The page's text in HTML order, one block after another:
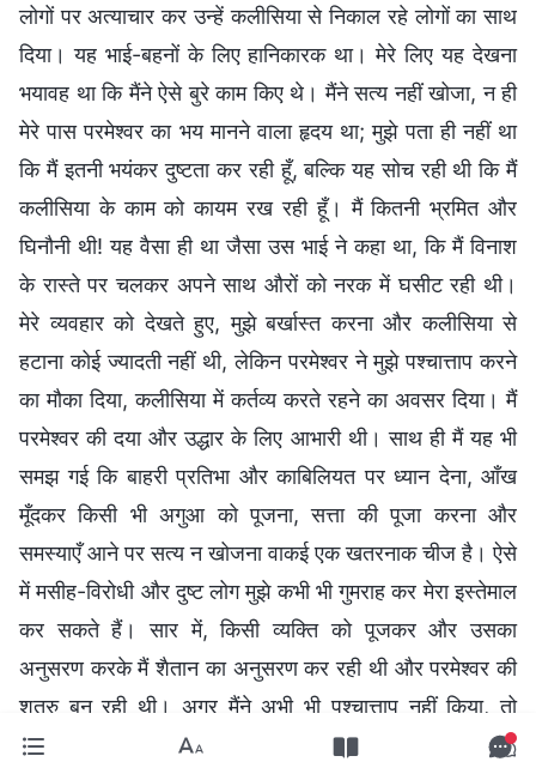
लोगों पर अत्याचार कर उन्हें कलीसिया से निकाल रहे लोगों का साथ
दिया। यह भाई-बहनों के लिए हानिकारक था। मेरे लिए यह देखना
भयावह था कि मैंने ऐसे बुरे काम किए थे। मैंने सत्य नहीं खोजा, न ही
मेरे पास परमेश्वर का भय मानने वाला हृदय था; मुझे पता ही नहीं था
कि मैं इतनी भयंकर दुष्टता कर रही हूँ, बल्कि यह सोच रही थी कि मैं
कलीसिया के काम को कायम रख रही हूँ। मैं कितनी भ्रमित और
घिनौनी थी! यह वैसा ही था जैसा उस भाई ने कहा था, कि मैं विनाश
के रास्ते पर चलकर अपने साथ औरों को नरक में घसीट रही थी।
मेरे व्यवहार को देखते हुए, मुझे बर्खास्त करना और कलीसिया से
हटाना कोई ज्यादती नहीं थी, लेकिन परमेश्वर ने मुझे पश्चात्ताप करने
का मौका दिया, कलीसिया में कर्तव्य करते रहने का अवसर दिया। मैं
परमेश्वर की दया और उद्धार के लिए आभारी थी। साथ ही मैं यह भी
समझ गई कि बाहरी प्रतिभा और काबिलियत पर ध्यान देना, आँख
मूँदकर किसी भी अगुआ को पूजना, सत्ता की पूजा करना और
समस्याएँ आने पर सत्य न खोजना वाकई एक खतरनाक चीज है। ऐसे
में मसीह-विरोधी और दुष्ट लोग मुझे कभी भी गुमराह कर मेरा इस्तेमाल
कर सकते हैं। सार में, किसी व्यक्ति को पूजकर और उसका
अनुसरण करके मैं शैतान का अनुसरण कर रही थी और परमेश्वर की
शत्रु बन रही थी। अगर मैंने अभी भी पश्चात्ताप नहीं किया, तो
परमेश्वर मुझे अस्वीकार कर त्याग देगा। जितना सोचा उतना ही मुझे